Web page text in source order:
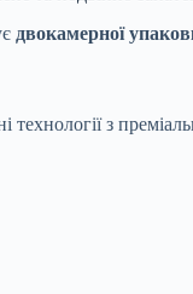
двокамерної
технології з